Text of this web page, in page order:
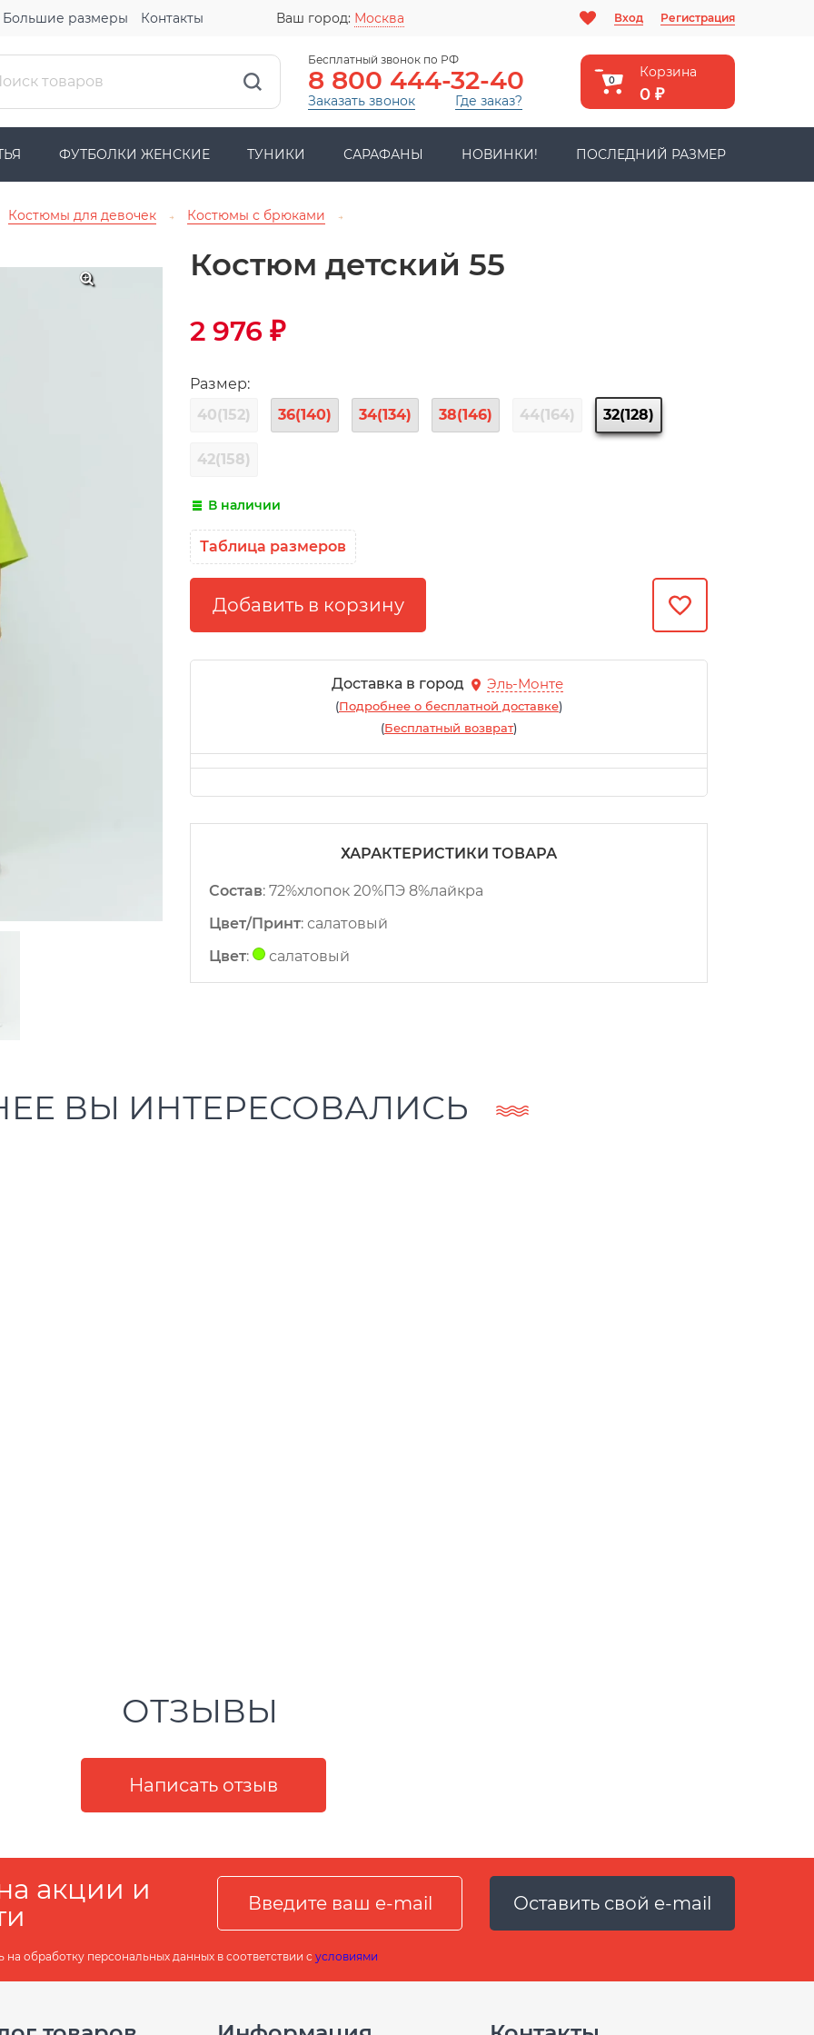
Большие размеры Контакты Ваш город: Москва Вход Регистрация
Бесплатный звонок по РФ
8 800 444-32-40
Заказать звонок Где заказ?
Корзина
0
0 ₽
ФУТБОЛКИ ЖЕНСКИЕ ТУНИКИ САРАФАНЫ НОВИНКИ! ПОСЛЕДНИЙ РАЗМЕР
Костюмы для девочек → Костюмы с брюками →
Костюм детский 55
2 976 ₽
Размер:
40(152)
36(140) 34(134) 38(146) 44(164) 32(128)
42(158)
В наличии
Таблица размеров
Доставка в город Эль-Монте
(Подробнее о бесплатной доставке)
(Бесплатный возврат)
ХАРАКТЕРИСТИКИ ТОВАРА
Состав: 72%хлопок 20%ПЭ 8%лайкра
Цвет/Принт: салатовый
Цвет: салатовый
ВЫ ИНТЕРЕСОВАЛИСЬ
ОТЗЫВЫ
акции и
Оставить свой e-mail
обработку персональных данных в соответствии с условиями